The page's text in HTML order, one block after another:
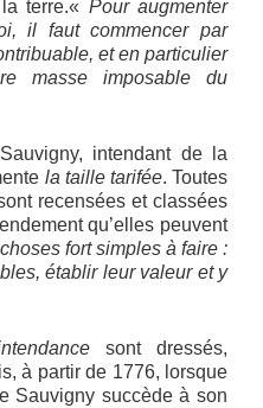
terre.« Pour augmenter
il faut commencer par
et en particulier
masse imposable du
intendant de la
la taille tarifée. Toutes
recensées et classées
qu’elles peuvent
fort simples à faire :
établir leur valeur et y
sont dressés,
à partir de 1776, lorsque
Sauvigny succède à son